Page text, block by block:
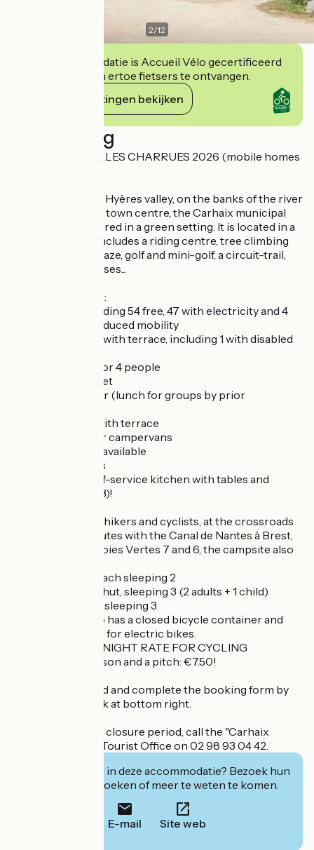
2/12
Deze accommodatie is Accueil Vélo gecertificeerd
en verbindt zich ertoe fietsers te ontvangen.
Haar verplichtingen bekijken
Beschrijving
COMPLETE VIEILLES CHARRUES 2026 (mobile homes
In the heart of the Hyères valley, on the banks of the river
and 3 km from the town centre, the Carhaix municipal
campsite is anchored in a green setting. It is located in a
leisure area that includes a riding centre, tree climbing
courses, a plant maze, golf and mini-golf, a circuit-trail,
orienteering courses...
The campsite has :
- 62 pitches, including 54 free, 47 with electricity and 4
for people with reduced mobility
- 3 mobile homes with terrace, including 1 with disabled
- 2 caravans for 3 or 4 people
- a reception chalet
- a covered shelter (lunch for groups by prior
- a bar-crêperie with terrace
- a service area for campervans
- table and chairs available
- Loan of adaptors
- New in 2026: self-service kitchen with tables and
benches (pitch 63)!
Ideally located for hikers and cyclists, at the crossroads
of many hiking routes with the Canal de Nantes à Brest,
the Vélodyssée, Voies Vertes 7 and 6, the campsite also
- 4 stage cabins, each sleeping 2
- 1 La Belle Ourse hut, sleeping 3 (2 adults + 1 child)
- 1 rando-vélo hut sleeping 3
The campsite also has a closed bicycle container and
recharging points for electric bikes.
SPECIAL OFFER: NIGHT RATE FOR CYCLING
TOURISTS - 1 person and a pitch: €7.50!
To book: download and complete the booking form by
clicking on the link at bottom right.
During the annual closure period, call the "Carhaix
Poher Tourisme" Tourist Office on 02 98 93 04 42.
Geïnteresseerd in deze accommodatie? Bezoek hun
website om te boeken of meer te weten te komen.
E-mail Site web